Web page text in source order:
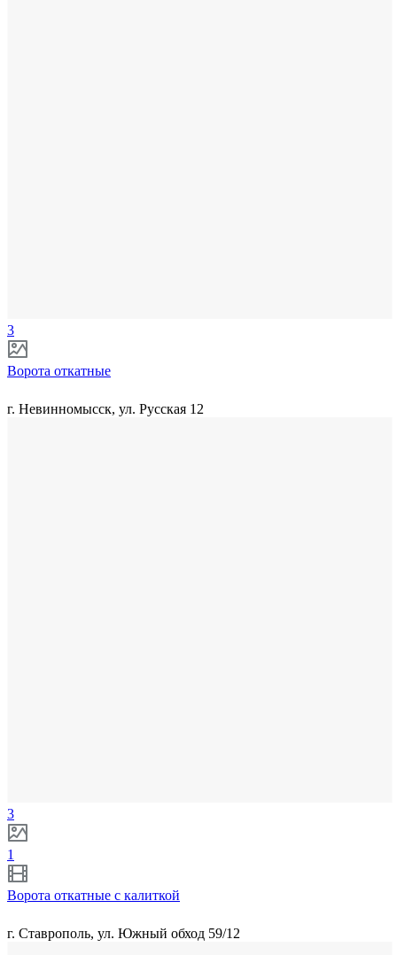
3
Ворота откатные
г. Невинномысск, ул. Русская 12
3
1
Ворота откатные с калиткой
г. Ставрополь, ул. Южный обход 59/12